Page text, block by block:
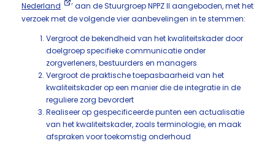
Nederland
’ aan de Stuurgroep NPPZ II aangeboden, met het
verzoek met de volgende vier aanbevelingen in te stemmen:
Vergroot de bekendheid van het kwaliteitskader door
doelgroep specifieke communicatie onder
zorgverleners, bestuurders en managers
Vergroot de praktische toepasbaarheid van het
kwaliteitskader op een manier die de integratie in de
reguliere zorg bevordert
Realiseer op gespecificeerde punten een actualisatie
van het kwaliteitskader, zoals terminologie, en maak
afspraken voor toekomstig onderhoud